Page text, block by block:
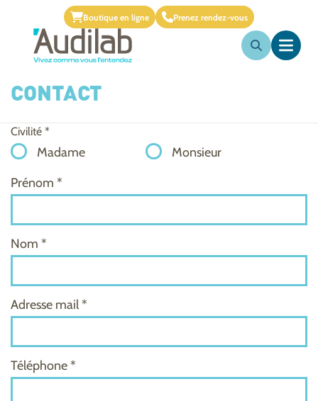
Boutique en ligne Prenez rendez-vous
CONTACT
Civilité *
Madame
Monsieur
Prénom *
Nom *
Adresse mail *
Téléphone *